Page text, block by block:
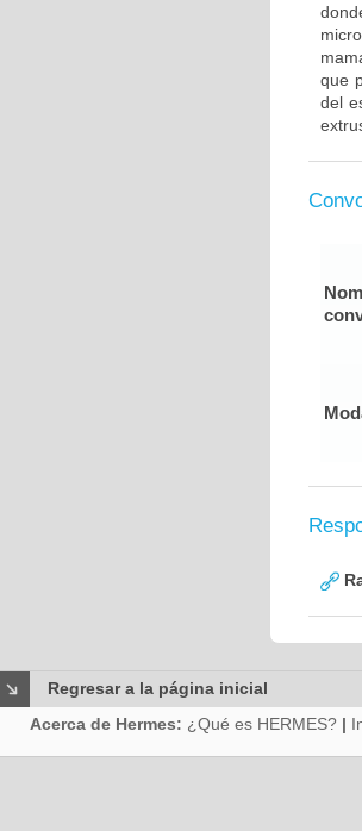
que
del
Regresar a la página inicial
Acerca de Hermes: ¿Qué es HERMES? |